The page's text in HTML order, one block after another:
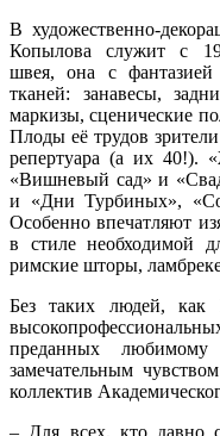
В художественно-
Копылова служит с
швея, она с фантазией
тканей: занавесы,
маркизы, сценические
Плоды её трудов
репертуара (а их 40!).
«Вишневый сад» и
и «Дни Турбиных»,
Особенно впечатляют
в стиле необходимой
римские шторы,
Без таких людей, как
преданных
замечательным
коллектив
– Для всех, кто давно